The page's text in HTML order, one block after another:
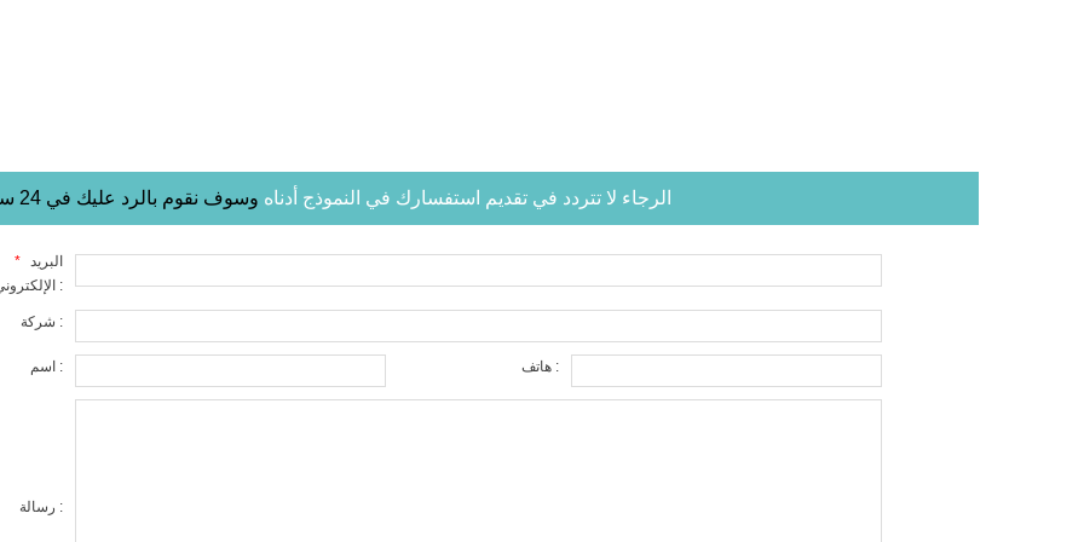
الرجاء لا تتردد في تقديم استفسارك في النموذج أدناه وسوف نقوم بالرد عليك في 24 ساعة
*
الإلكتروني :
شركة :
اسم : هاتف :
رسالة :